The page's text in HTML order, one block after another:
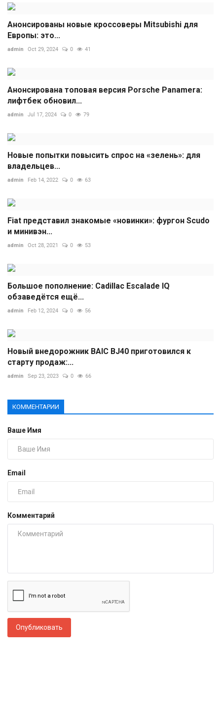
Анонсированы новые кроссоверы Mitsubishi для
Европы: это...
admin Oct 29, 2024 0 41
Анонсирована топовая версия Porsche Panamera:
лифтбек обновил...
admin Jul 17, 2024 0 79
Новые попытки повысить спрос на «зелень»: для
владельцев...
admin Feb 14, 2022 0 63
Fiat представил знакомые «новинки»: фургон Scudo
и минивэн...
admin Oct 28, 2021 0 53
Большое пополнение: Cadillac Escalade IQ
обзаведётся ещё...
admin Feb 12, 2024 0 56
Новый внедорожник BAIC BJ40 приготовился к
старту продаж:...
admin Sep 23, 2023 0 66
КОММЕНТАРИИ
Ваше Имя
Email
Комментарий
Опубликовать